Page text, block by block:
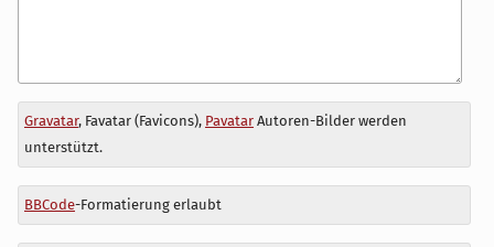
Antwort
zu
Gravatar, Favatar (Favicons), PavatarAutoren-Bilder werden
unterstützt.
BBCode-Formatierung erlaubt